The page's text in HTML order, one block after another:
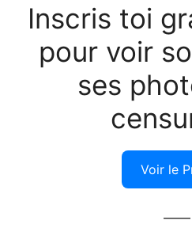
Inscris toi
pour voir
ses
Voir le
——